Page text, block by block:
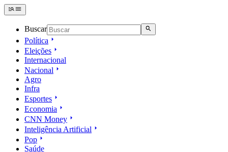
Buscar
Política
Eleições
Internacional
Nacional
Agro
Infra
Esportes
Economia
CNN Money
Inteligência Artificial
Pop
Saúde